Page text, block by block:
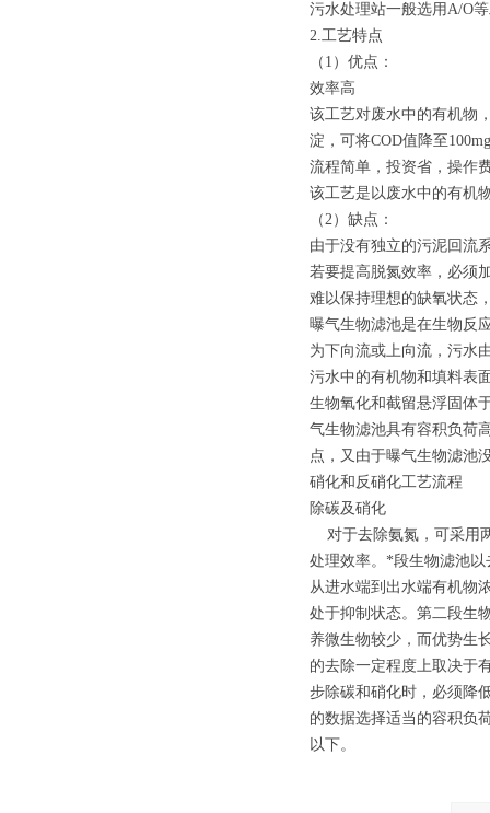
污水处理站一般选用A/O
2.工艺特点
（1）优点：
效率高
该工艺对废水中的有机物
淀，可将COD值降至
流程简单，投资省，操作
该工艺是以废水中的有机
（2）缺点：
由于没有独立的污泥回流
若要提高脱氮效率，必须
难以保持理想的缺氧状态
曝气生物滤池是在生物反
为下向流或上向流，污水
污水中的有机物和填料表
生物氧化和截留悬浮固体
气生物滤池具有容积负荷
点，又由于曝气生物滤池
硝化和反硝化工艺流程
除碳及硝化
对于去除氨氮，可采用
处理效率。*段生物滤池
从进水端到出水端有机物
处于抑制状态。第二段生
养微生物较少，而优势生
的去除一定程度上取决于
步除碳和硝化时，必须降
的数据选择适当的容积负
以下。